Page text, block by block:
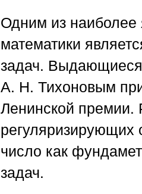
Одним из наиболее
математики
задач.
А. Н. Тихоновым
Ленинской премии.
регуляризирующих
число как
задач.